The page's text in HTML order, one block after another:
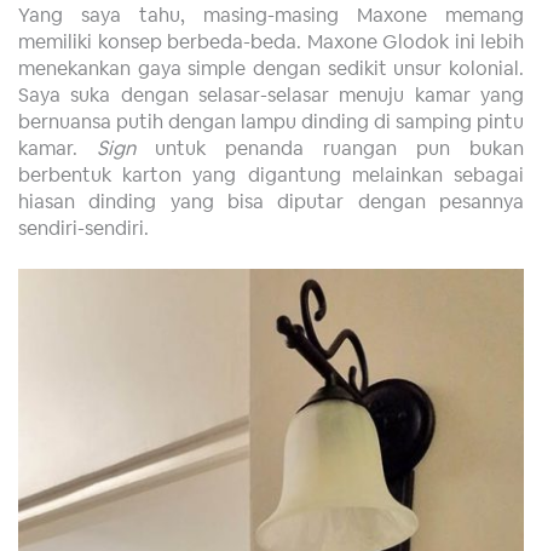
Yang saya tahu, masing-masing Maxone memang
memiliki konsep berbeda-beda. Maxone Glodok ini lebih
menekankan gaya simple dengan sedikit unsur kolonial.
Saya suka dengan selasar-selasar menuju kamar yang
bernuansa putih dengan lampu dinding di samping pintu
kamar. Signuntuk penanda ruangan pun bukan
berbentuk karton yang digantung melainkan sebagai
hiasan dinding yang bisa diputar dengan pesannya
sendiri-sendiri.